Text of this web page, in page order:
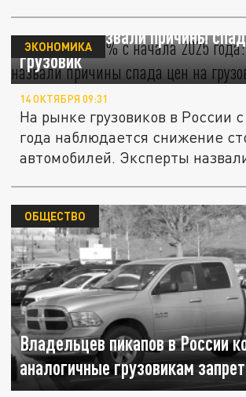
Разница на 4% с начала 2025
эксперты назвали причины
грузовик
ЭКОНОМИКА
14 ОКТЯБРЯ 09:31
На рынке грузовиков в России
года наблюдается снижение
автомобилей. Эксперты
Владельцев пикапов в России
аналогичные грузовикам
ОБЩЕСТВО